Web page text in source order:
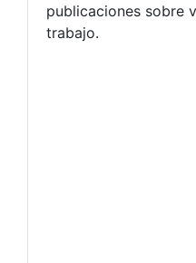
publicaciones sobre
trabajo.